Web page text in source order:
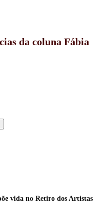
da coluna Fábia
vida no Retiro dos Artistas